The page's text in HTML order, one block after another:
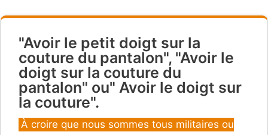
"Avoir le petit doigt sur la
couture du pantalon", "Avoir le
doigt sur la couture du
pantalon" ou" Avoir le doigt sur
la couture".
Catégories
À croire que nous sommes tous militaires ou